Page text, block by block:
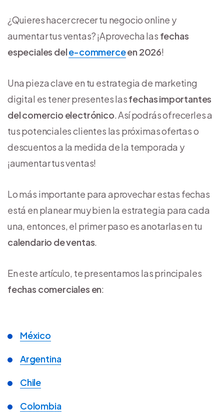
¿Quieres hacer crecer tu negocio online y
aumentar tus ventas? ¡Aprovecha las fechas
especiales dele-commerceen 2026!
Una pieza clave en tu estrategia de marketing
digital es tener presentes lasfechas importantes
del comercio electrónico . Así podrás ofrecerles a
tus potenciales clientes las próximas ofertas o
descuentos a la medida de la temporada y
¡aumentar tus ventas!
Lo más importante para aprovechar estas fechas
está en planear muy bien la estrategia para cada
una, entonces, el primer paso es anotarlas en tu
calendario de ventas
En este artículo, te presentamos las principales
fechas comerciales en:
México
Argentina
Chile
Colombia